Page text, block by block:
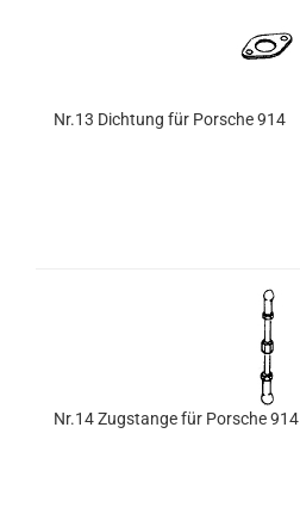
Nr.13 Dichtung für Porsche 914
Nr.14 Zugstange für Porsche 914